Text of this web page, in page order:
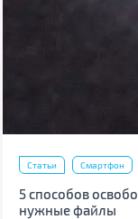
Статьи Смартфон
5 способов
нужные файлы